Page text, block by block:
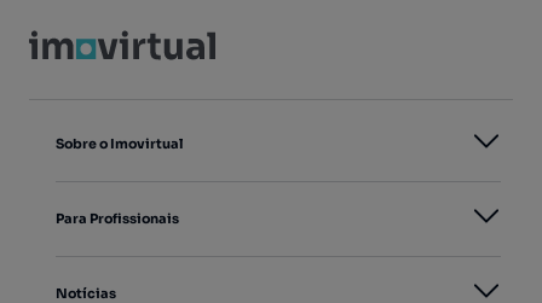
Sobre o Imovirtual
Para Profissionais
Notícias